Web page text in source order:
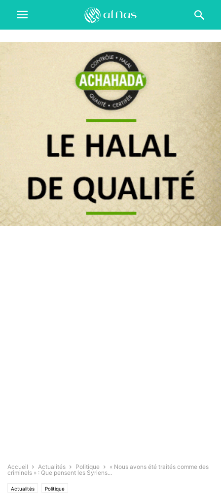
Accueil Actualités Politique
« Nous avons été traités comme des
criminels » : Que pensent les Syriens...
Actualités Politique